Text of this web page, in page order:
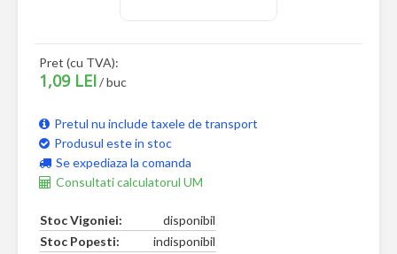
Pret (cu TVA):
1,09 LEI/ buc
Pretul nu include taxele de transport
Produsul este in stoc
Se expediaza la comanda
Consultati calculatorul UM
Stoc Vigoniei:
disponibil
Stoc Popesti:
indisponibil